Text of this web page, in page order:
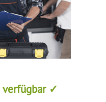
verfügbar ✓